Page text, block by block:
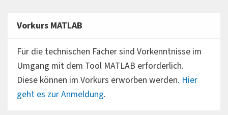
Vorkurs MATLAB
Für die technischen Fächer sind Vorkenntnisse im
Umgang mit dem Tool MATLAB erforderlich.
Diese können im Vorkurs erworben werden. Hier
geht es zur Anmeldung.